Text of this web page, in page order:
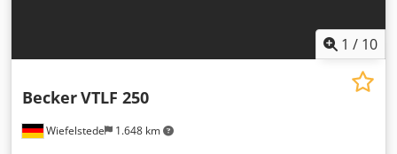
1 / 10
Wiefelstede 1.648 km
BeckerVTLF 250